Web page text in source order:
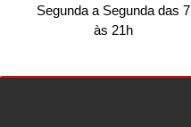
Segunda a Segunda das 7
às 21h